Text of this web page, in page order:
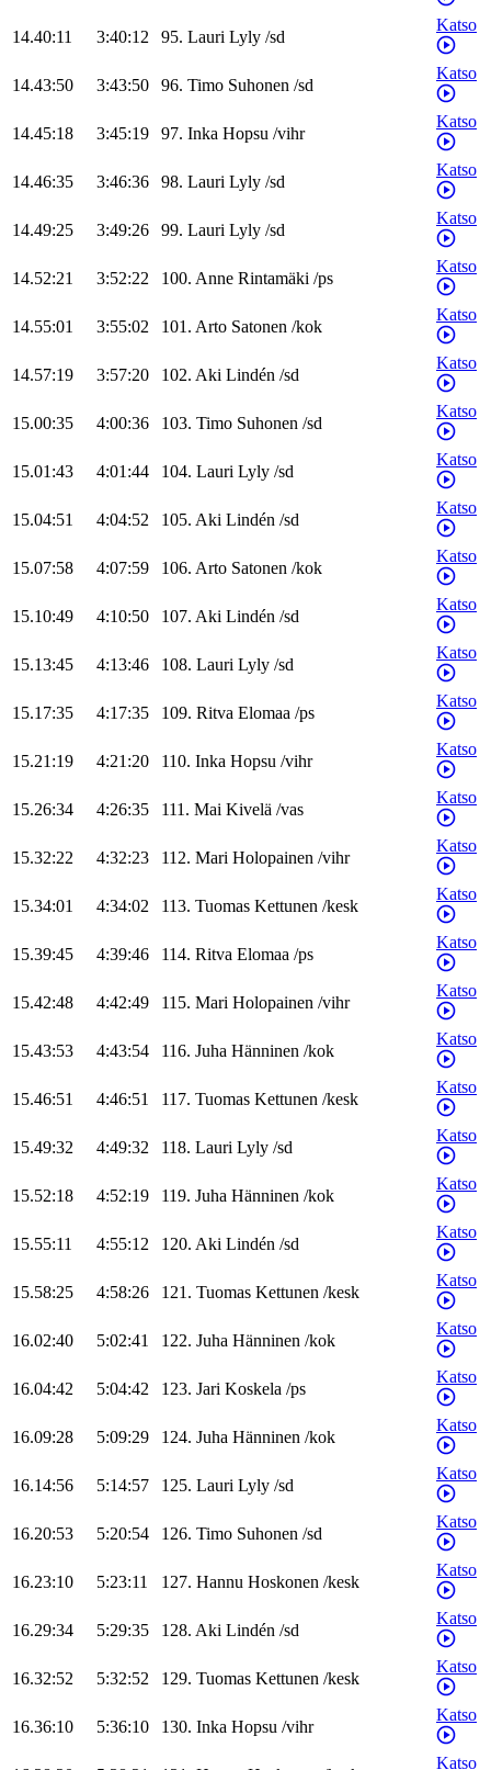
14.40:11 3:40:12 95. Lauri Lyly /sd
Katso
14.43:50 3:43:50 96. Timo Suhonen /sd
Katso
14.45:18 3:45:19 97. Inka Hopsu /vihr
Katso
14.46:35 3:46:36 98. Lauri Lyly /sd
Katso
14.49:25 3:49:26 99. Lauri Lyly /sd
Katso
14.52:21 3:52:22 100. Anne Rintamäki /ps
Katso
14.55:01 3:55:02 101. Arto Satonen /kok
Katso
14.57:19 3:57:20 102. Aki Lindén /sd
Katso
15.00:35 4:00:36 103. Timo Suhonen /sd
Katso
15.01:43 4:01:44 104. Lauri Lyly /sd
Katso
15.04:51 4:04:52 105. Aki Lindén /sd
Katso
15.07:58 4:07:59 106. Arto Satonen /kok
Katso
15.10:49 4:10:50 107. Aki Lindén /sd
Katso
15.13:45 4:13:46 108. Lauri Lyly /sd
Katso
15.17:35 4:17:35 109. Ritva Elomaa /ps
Katso
15.21:19 4:21:20 110. Inka Hopsu /vihr
Katso
15.26:34 4:26:35 111. Mai Kivelä /vas
Katso
15.32:22 4:32:23 112. Mari Holopainen /vihr
Katso
15.34:01 4:34:02 113. Tuomas Kettunen /kesk
Katso
15.39:45 4:39:46 114. Ritva Elomaa /ps
Katso
15.42:48 4:42:49 115. Mari Holopainen /vihr
Katso
15.43:53 4:43:54 116. Juha Hänninen /kok
Katso
15.46:51 4:46:51 117. Tuomas Kettunen /kesk
Katso
15.49:32 4:49:32 118. Lauri Lyly /sd
Katso
15.52:18 4:52:19 119. Juha Hänninen /kok
Katso
15.55:11 4:55:12 120. Aki Lindén /sd
Katso
15.58:25 4:58:26 121. Tuomas Kettunen /kesk
Katso
16.02:40 5:02:41 122. Juha Hänninen /kok
Katso
16.04:42 5:04:42 123. Jari Koskela /ps
Katso
16.09:28 5:09:29 124. Juha Hänninen /kok
Katso
16.14:56 5:14:57 125. Lauri Lyly /sd
Katso
16.20:53 5:20:54 126. Timo Suhonen /sd
Katso
16.23:10 5:23:11 127. Hannu Hoskonen /kesk
Katso
16.29:34 5:29:35 128. Aki Lindén /sd
Katso
16.32:52 5:32:52 129. Tuomas Kettunen /kesk
Katso
16.36:10 5:36:10 130. Inka Hopsu /vihr
Katso
Katso